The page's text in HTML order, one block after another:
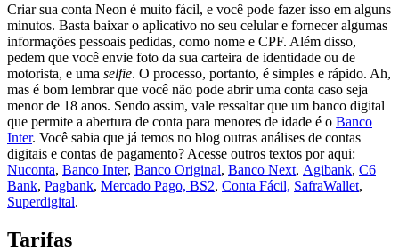
Criar sua conta Neon é muito fácil, e você pode fazer isso em alguns
minutos. Basta baixar o aplicativo no seu celular e fornecer algumas
informações pessoais pedidas, como nome e CPF. Além disso,
pedem que você envie foto da sua carteira de identidade ou de
motorista, e uma selfie. O processo, portanto, é simples e rápido. Ah,
mas é bom lembrar que você não pode abrir uma conta caso seja
menor de 18 anos. Sendo assim, vale ressaltar que um banco digital
que permite a abertura de conta para menores de idade é o Banco
Inter. Você sabia que já temos no blog outras análises de contas
digitais e contas de pagamento? Acesse outros textos por aqui:
Nuconta, Banco Inter, Banco Original, Banco Next, Agibank, C6
Bank, Pagbank, Mercado Pago, BS2, Conta Fácil, SafraWallet,
Superdigital.
Tarifas